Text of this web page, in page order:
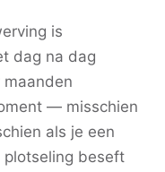
is
dag na dag
— misschien
als je een
beseft